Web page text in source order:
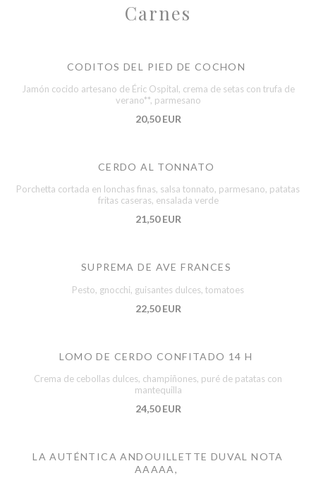
Carnes
CODITOS DEL PIED DE COCHON
Jamón cocido artesano de Éric Ospital, crema de setas con trufa de
verano**, parmesano
20,50 EUR
CERDO AL TONNATO
Porchetta cortada en lonchas finas, salsa tonnato, parmesano, patatas
fritas caseras, ensalada verde
21,50 EUR
SUPREMA DE AVE FRANCES
Pesto, gnocchi, guisantes dulces, tomatoes
22,50 EUR
LOMO DE CERDO CONFITADO 14 H
Crema de cebollas dulces, champiñones, puré de patatas con
mantequilla
24,50 EUR
LA AUTÉNTICA ANDOUILLETTE DUVAL NOTA
AAAAA,